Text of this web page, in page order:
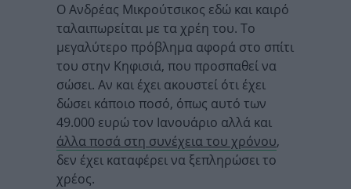
Ο Ανδρέας Μικρούτσικος εδώ και καιρό
ταλαιπωρείται με τα χρέη του. Το
μεγαλύτερο πρόβλημα αφορά στο σπίτι
του στην Κηφισιά, που προσπαθεί να
σώσει. Αν και έχει ακουστεί ότι έχει
δώσει κάποιο ποσό, όπως αυτό των
49.000 ευρώ τον Ιανουάριο αλλά και
άλλα ποσά στη συνέχεια του χρόνου,
δεν έχει καταφέρει να ξεπληρώσει το
χρέος.